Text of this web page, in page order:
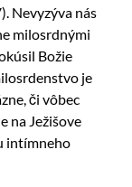
Nevyzýva nás
milosrdnými
Božie
je
či vôbec
na Ježišove
intímneho